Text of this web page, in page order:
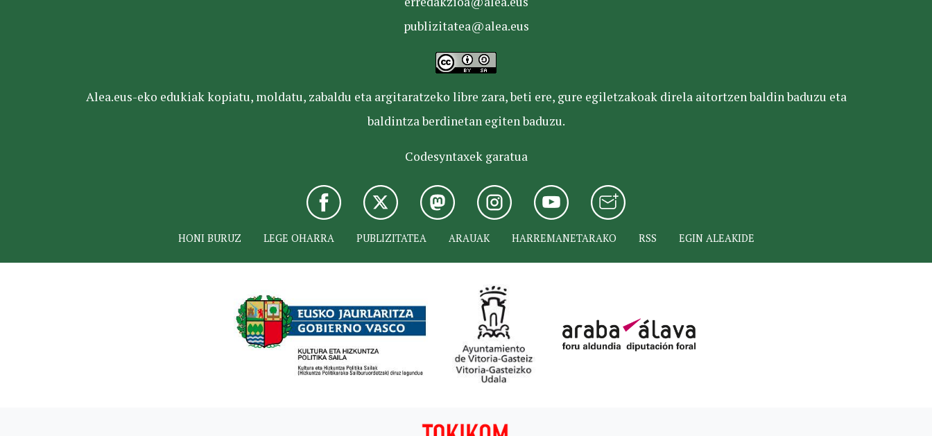
publizitatea@alea.eus
Alea.eus-eko edukiak kopiatu, moldatu, zabaldu eta argitaratzeko libre zara, beti ere, gure egiletzakoak direla aitortzen baldin baduzu eta
baldintza berdinetan egiten baduzu.
Codesyntaxek garatua
HONI BURUZ LEGE OHARRA PUBLIZITATEA ARAUAK HARREMANETARAKO RSS EGIN ALEAKIDE